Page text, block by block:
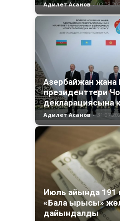
Адилет Асанов -
Азербайжан жана
президенттери
декларациясына
Адилет Асанов -
Июль айында 191
«Бала ырысы»
дайындалды